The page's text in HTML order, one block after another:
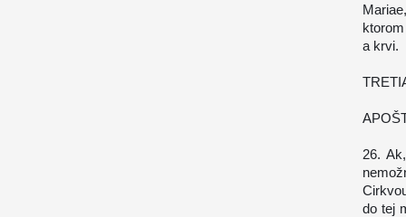
a krvi.
26.
do tej